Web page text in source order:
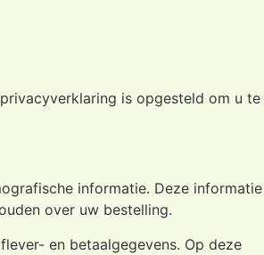
is opgesteld om u te
informatie. Deze informatie
over uw bestelling.
en betaalgegevens. Op deze